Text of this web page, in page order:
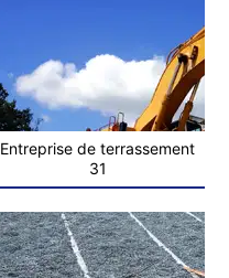
Entreprise de terrassement
31